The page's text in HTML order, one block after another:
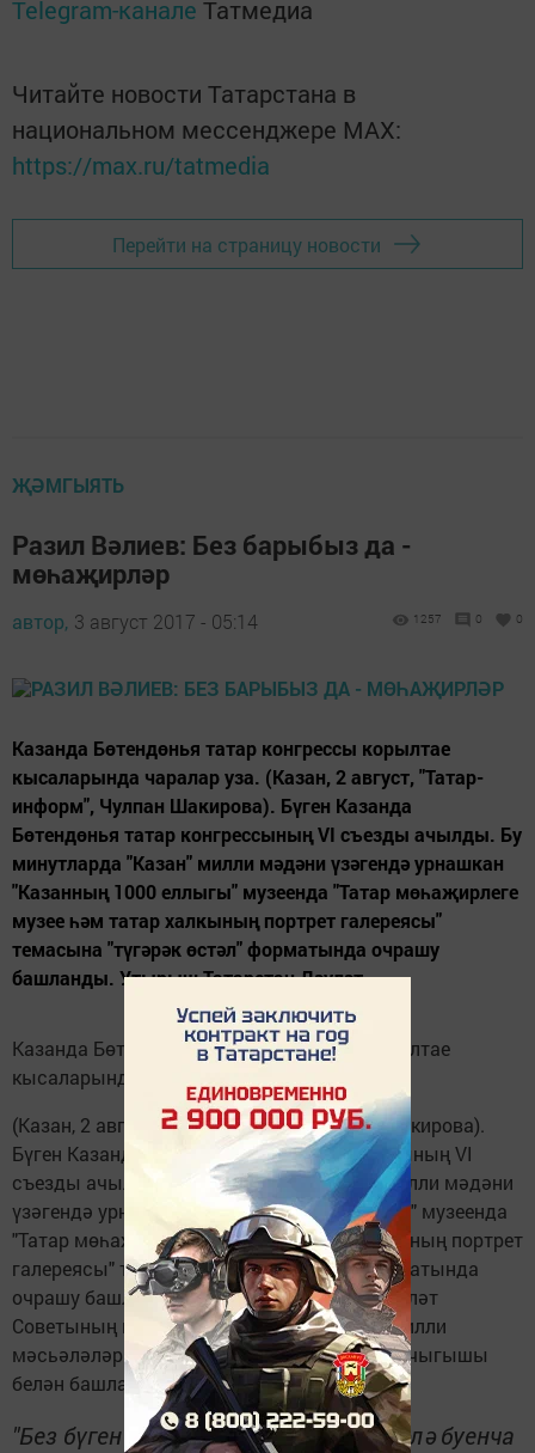
Telegram-канале Татмедиа
Читайте новости Татарстана в
национальном мессенджере MАХ:
https://max.ru/tatmedia
Перейти на страницу новости
ҖӘМГЫЯТЬ
Разил Вәлиев: Без барыбыз да -
мөһаҗирләр
автор, 3 август 2017 - 05:14 1257 0 0
Казанда Бөтендөнья татар конгрессы корылтае
кысаларында чаралар уза. (Казан, 2 август, "Татар-
информ", Чулпан Шакирова). Бүген Казанда
Бөтендөнья татар конгрессының VI съезды ачылды. Бу
минутларда "Казан" милли мәдәни үзәгендә урнашкан
"Казанның 1000 еллыгы" музеенда "Татар мөһаҗирлеге
музее һәм татар халкының портрет галереясы"
темасына "түгәрәк өстәл" форматында очрашу
башланды. Утырыш Татарстан Дәүләт...
Казанда Бөтендөнья татар конгрессы корылтае
кысаларында чаралар уза.
(Казан, 2 август,"Татар-информ", Чулпан Шакирова).
Бүген Казанда Бөтендөнья татар конгрессының VI
съезды ачылды. Бу минутларда "Казан" милли мәдәни
үзәгендә урнашкан "Казанның 1000 еллыгы" музеенда
"Татар мөһаҗирлеге музее һәм татар халкының портрет
галереясы" темасына "түгәрәк өстәл" форматында
очрашу башланды. Утырыш Татарстан Дәүләт
Советының мәгариф, мәдәният, фән һәм милли
мәсьәләләр комитеты рәисе Разил Вәлиев чыгышы
белән башланды.
"Без бүген сезне бик тә мөһим мәсьәлә буенча